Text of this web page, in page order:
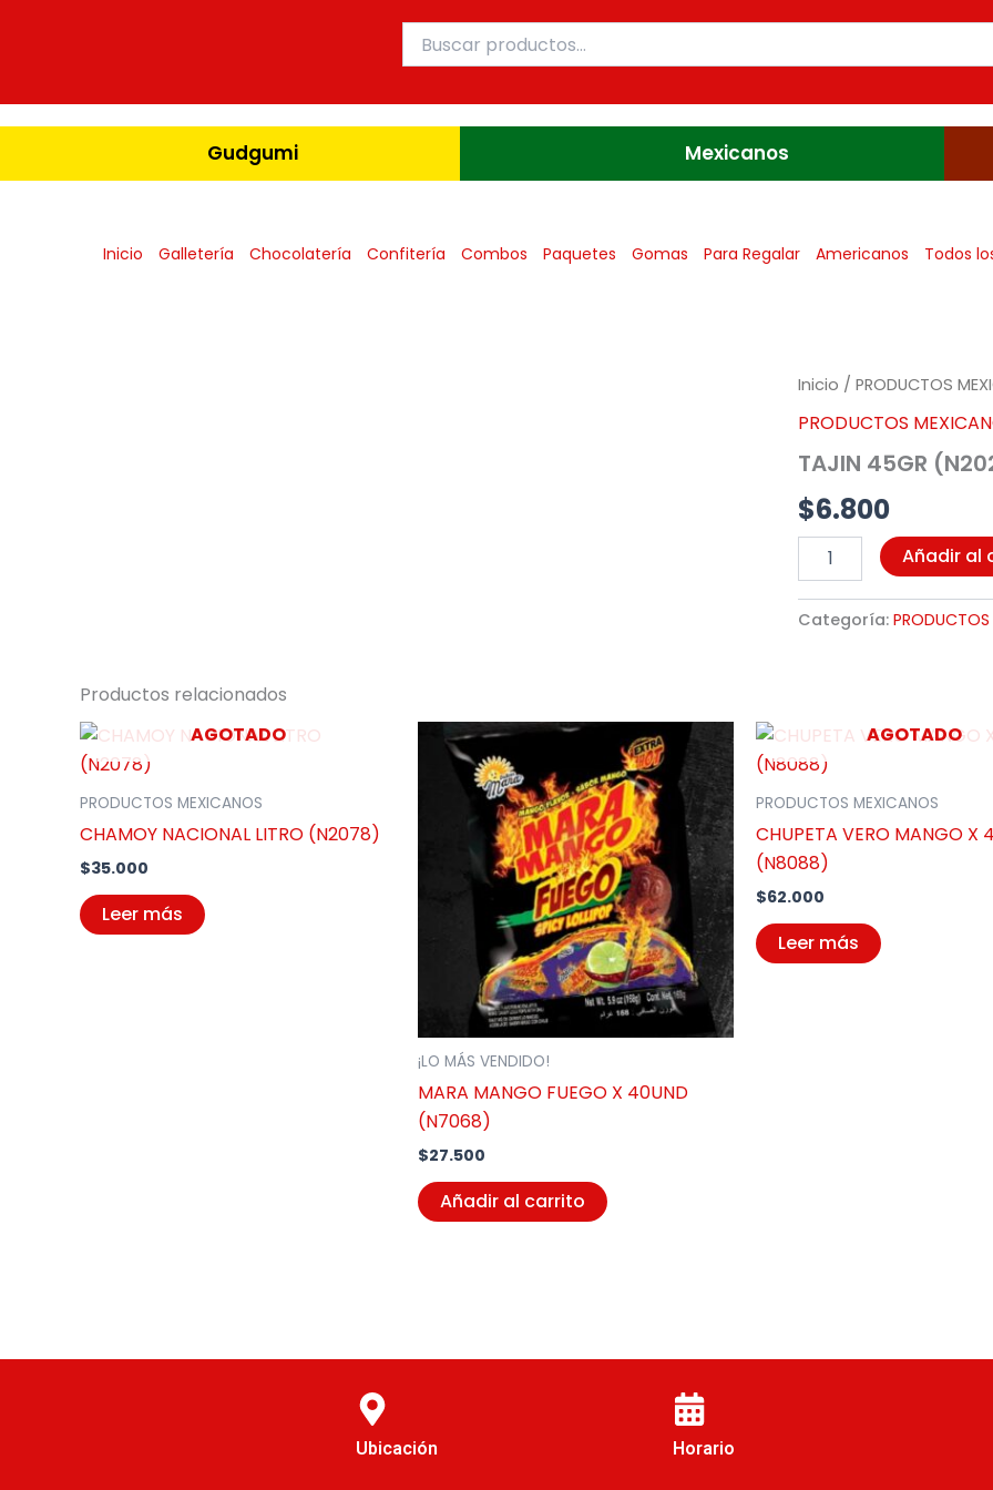
por:
Gudgumi Mexicanos
Inicio Galletería Chocolatería Confitería Combos Paquetes Gomas Para Regalar Americanos Todos
Inicio / PRODUCTOS
PRODUCTOS
TAJIN 45GR
$6.800
TAJIN
(N2022)
Añadir al
Categoría:
Productos relacionados
AGOTADO
PRODUCTOS MEXICANOS
CHAMOY NACIONAL LITRO (N2078)
$35.000
Leer más
¡LO MÁS VENDIDO!
MARA MANGO FUEGO X 40UND
(N7068)
$27.500
Añadir al carrito
AGOTADO
PRODUCTOS MEXICANOS
CHUPETA VERO MANGO X
(N8088)
$62.000
Leer más
Ubicación Horario